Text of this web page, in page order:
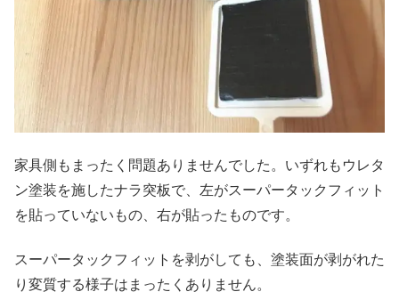
家具側もまったく問題ありませんでした。いずれもウレタ
ン塗装を施したナラ突板で、左がスーパータックフィット
を貼っていないもの、右が貼ったものです。
スーパータックフィットを剥がしても、塗装面が剥がれた
り変質する様子はまったくありません。